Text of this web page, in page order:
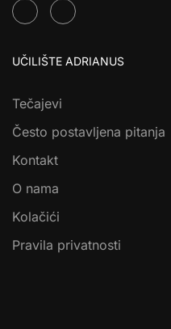
UČILIŠTE ADRIANUS
Tečajevi
Često postavljena pitanja
Kontakt
O nama
Kolačići
Pravila privatnosti